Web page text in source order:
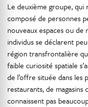
Le deuxième groupe, qui
composé de personnes
nouveaux espaces ou de
individus se déclarent
région transfrontalière
faible curiosité spatiale
de l’offre située dans les
restaurants, de
connaissent pas